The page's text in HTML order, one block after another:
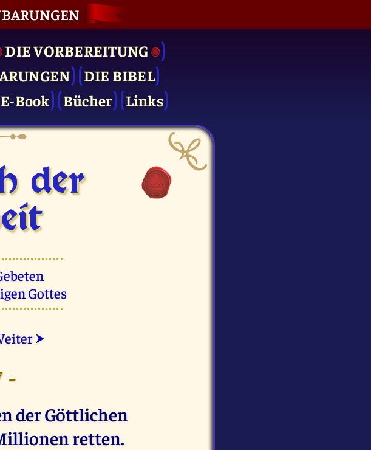
DIE VOR­BEREITUNG
DIE BIBEL
E-Book Bücher Links
der
Gottes
⮞
-
der Göttlichen
retten.